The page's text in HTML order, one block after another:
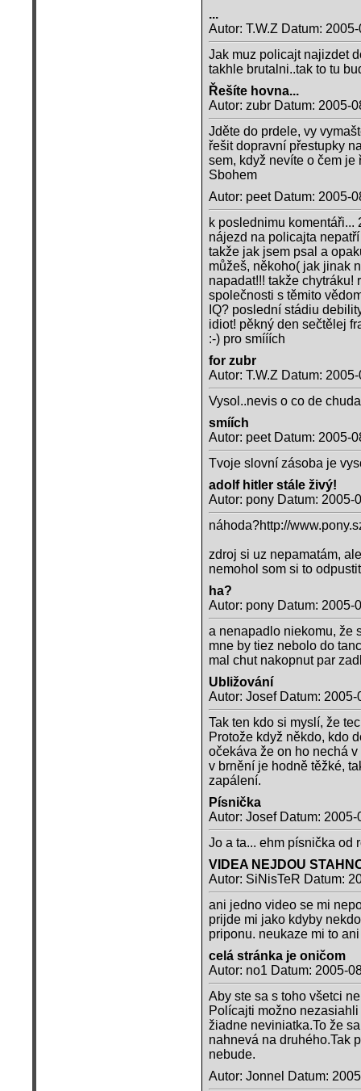
...
Autor: T.W.Z Datum:
Jak muz policajt najizdet
takhle brutalni..tak to tu
Řešíte hovna...
Autor: zubr Datum: 2005-
Jděte do prdele, vy
řešit dopravní přestupky
sem, když nevíte o čem je
Sbohem
Autor: peet Datum: 2005-
k poslednimu
nájezd na policajta
takže jak jsem psal a
můžeš, někoho( jak jinak
napadat!!! takže
společnosti s těmito
IQ? poslední stádiu
idiot! pěkný den sečtělej
:-) pro smííích
for zubr
Autor: T.W.Z Datum:
Vysol..nevis o co de
smíích
Autor: peet Datum: 2005-
Tvoje slovní zásoba je
adolf hitler stále živý!
Autor: pony Datum: 2005-
náhoda?http://
zdroj si uz nepamatám,
nemohol som si to
ha?
Autor: pony Datum: 2005-
a nenapadlo niekomu, že
mne by tiez nebolo do
mal chut nakopnut par
Ubližování
Autor: Josef Datum:
Tak ten kdo si myslí, že
Protože když někdo, kdo
očekáva že on ho nechá
v brnění je hodně těžké,
zapálení.
Písnička
Autor: Josef Datum:
Jo a ta... ehm písnička od
VIDEA NEJDOU
Autor: SiNisTeR Datum:
ani jedno video se mi
prijde mi jako kdyby
priponu. neukaze mi to
celá stránka je oničom
Autor: no1 Datum: 2005-
Aby ste sa s toho všetci
Polícajti možno
žiadne neviniatka.To že
nahnevá na druhého.Tak
nebude.
Autor: Jonnel Datum: